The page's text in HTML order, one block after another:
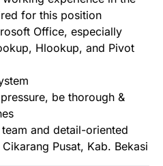
for this position
Office, especially
Hlookup, and Pivot
be thorough &
and detail-oriented
Pusat, Kab. Bekasi